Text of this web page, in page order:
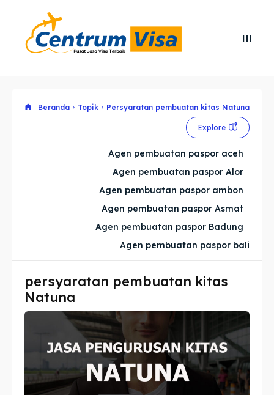
Cari
Cari
Explore our destinations
Imta
Legalisir
Apostille
Penerjemah
Explore our destinations
Imta
Legalisir
Apostille
Penerjemah
Beranda Topik Persyaratan pembuatan kitas Natuna
Explore
Agen pembuatan paspor aceh
Agen pembuatan paspor Alor
Agen pembuatan paspor ambon
Agen pembuatan paspor Asmat
Agen pembuatan paspor Badung
Agen pembuatan paspor bali
persyaratan pembuatan kitas
Natuna